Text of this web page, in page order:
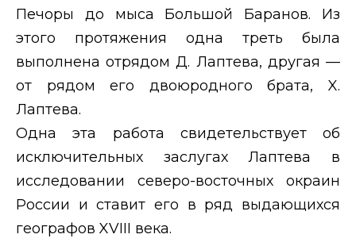
Печоры до мыса Большой Баранов. Из
этого протяжения одна треть была
выполнена отрядом Д. Лаптева, другая —
от рядом его двоюродного брата, X.
Лаптева.
Одна эта работа свидетельствует об
исключительных заслугах Лаптева в
исследовании северо-восточных окраин
России и ставит его в ряд выдающихся
географов XVIII века.